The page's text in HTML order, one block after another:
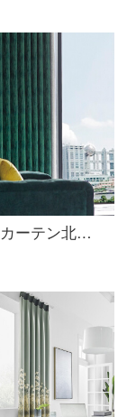
完成品のカーテン北欧高遮光現代カスタマイズ迷野の魔法使いポリエステルの布のカーテン花リビングルームの床面合わせ窓LDC 20 SSC-72ノック/カーテンなし(高さ2.6メートル以内で変更可能)XLのカーテンセット/ダブルオープン(適用窓の幅4.1-1.4メートル)